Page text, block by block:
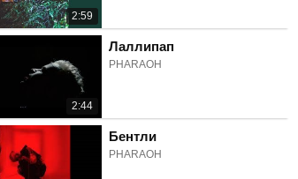
2:59
2:44
Лаллипап
PHARAOH
Бентли
PHARAOH